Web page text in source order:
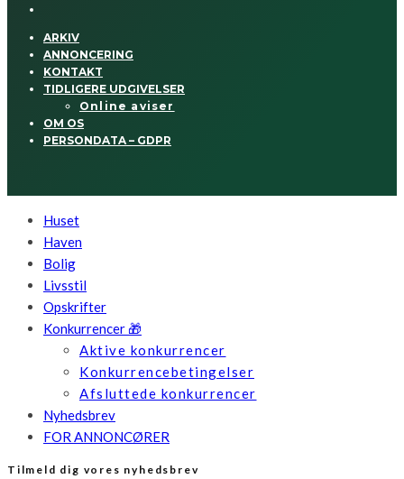
ARKIV
ANNONCERING
KONTAKT
TIDLIGERE UDGIVELSER
Online aviser
OM OS
PERSONDATA – GDPR
Huset
Haven
Bolig
Livsstil
Opskrifter
Konkurrencer 🎁
Aktive konkurrencer
Konkurrencebetingelser
Afsluttede konkurrencer
Nyhedsbrev
FOR ANNONCØRER
Tilmeld dig vores nyhedsbrev